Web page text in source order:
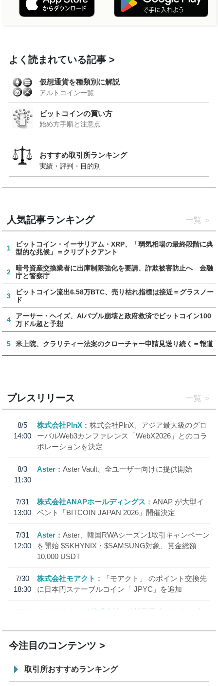
よく読まれている記事
仮想通貨を種類別に解説
アルトコイン一覧
ビットコインの買い方
始め方手順と注意点
おすすめ取引所ランキング
実績・評判・目的別
人気記事ランキング 一覧
1
ビットコイン・イーサリアム・XRP、「弱気相場の最終段階に典
型的な兆候」＝クリプトクアント
2
暗号資産交換業者に出庫制限強化を要請、詐欺被害防止へ 金融
庁と警察庁
3
ビットコイン流出6.58万BTC、売り枯れ指標は接近＝グラスノー
ド
4
アーサー・ヘイズ、AIバブル崩壊と政府救済でビットコイン100
万ドル超と予想
5 米上院、クラリティー法案のクローチャー申請見送り続く＝報道
プレスリリース 一覧
8/5
14:00
株式会社PlnX
株式会社PlnX、アジア最大級のグロ
ーバルWeb3カンファレンス「WebX2026」とのコラ
ボレーションを決定
8/3
11:30
Aster Aster Vault、全ユーザー向けに提供開始
7/31
13:00
株式会社ANAPホールディングス
ANAP が大型イ
ベント「BITCOIN JAPAN 2026」開催決定
7/31
12:00
Aster
Aster、韓国RWAシーズン1取引キャンペーン
を開始 $SKHYNIX・$SAMSUNG対象、賞金総額
10,000 USDT
7/30
18:30
株式会社モアクト
「モアクト」 のポイント交換先
に日本円ステーブルコイン「 JPYC」を追加
7/29
SBI VCトレード株式会社
信託型円建てステーブル
今注目のコンテンツ
取引所おすすめランキング